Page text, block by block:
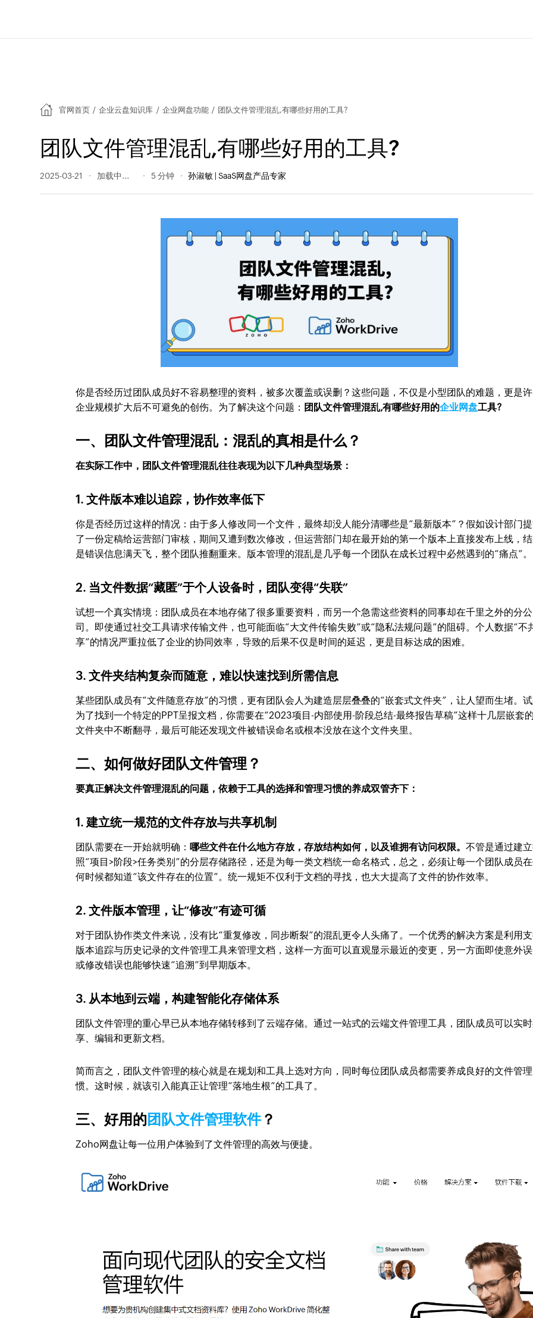
官网首页 / 企业云盘知识库 / 企业网盘功能 / 团队文件管理混乱,有哪些好用的工具?
团队文件管理混乱,有哪些好用的工具?
2025-03-21 143 阅读量 5 分钟 孙淑敏 | SaaS网盘产品专家
你是否经历过团队成员好不容易整理的资料，被多次覆盖或误删？这些问题，不仅是小型团队的难题，更是
企业规模扩大后不可避免的创伤。为了解决这个问题： 团队文件管理混乱,有哪些好用的企业网盘工具?
一、团队文件管理混乱：混乱的真相是什么？
在实际工作中，团队文件管理混乱往往表现为以下几种典型场景：
1. 文件版本难以追踪，协作效率低下
你是否经历过这样的情况：由于多人修改同一个文件，最终却没人能分清哪些是“最新版本”？假如设计部门
了一份定稿给运营部门审核，期间又遭到数次修改，但运营部门却在最开始的第一个版本上直接发布上线，
是错误信息满天飞，整个团队推翻重来。版本管理的混乱是几乎每一个团队在成长过程中必然遇到的“痛点”。
2. 当文件数据“藏匿”于个人设备时，团队变得“失联”
试想一个真实情境：团队成员在本地存储了很多重要资料，而另一个急需这些资料的同事却在千里之外的分公
司。即使通过社交工具请求传输文件，也可能面临“大文件传输失败”或“隐私法规问题”的阻碍。个人数据“不
享”的情况严重拉低了企业的协同效率，导致的后果不仅是时间的延迟，更是目标达成的困难。
3. 文件夹结构复杂而随意，难以快速找到所需信息
某些团队成员有“文件随意存放”的习惯，更有团队会人为建造层层叠叠的“嵌套式文件夹”，让人望而生堵。
为了找到一个特定的PPT呈报文档，你需要在“2023项目-内部使用-阶段总结-最终报告草稿”这样十几层嵌套
文件夹中不断翻寻，最后可能还发现文件被错误命名或根本没放在这个文件夹里。
二、如何做好团队文件管理？
要真正解决文件管理混乱的问题，依赖于工具的选择和管理习惯的养成双管齐下：
1. 建立统一规范的文件存放与共享机制
团队需要在一开始就明确：哪些文件在什么地方存放，存放结构如何，以及谁拥有访问权限。不管是通过建
照“项目>阶段>任务类别”的分层存储路径，还是为每一类文档统一命名格式，总之，必须让每一个团队成员
何时候都知道“该文件存在的位置”。统一规矩不仅利于文档的寻找，也大大提高了文件的协作效率。
2. 文件版本管理，让“修改”有迹可循
对于团队协作类文件来说，没有比“重复修改，同步断裂”的混乱更令人头痛了。一个优秀的解决方案是利用
版本追踪与历史记录的文件管理工具来管理文档，这样一方面可以直观显示最近的变更，另一方面即使意外
或修改错误也能够快速“追溯”到早期版本。
3. 从本地到云端，构建智能化存储体系
团队文件管理的重心早已从本地存储转移到了云端存储。通过一站式的云端文件管理工具，团队成员可以实
享、编辑和更新文档。
简而言之，团队文件管理的核心就是在规划和工具上选对方向，同时每位团队成员都需要养成良好的文件管
惯。这时候，就该引入能真正让管理“落地生根”的工具了。
三、好用的团队文件管理软件？
Zoho网盘让每一位用户体验到了文件管理的高效与便捷。